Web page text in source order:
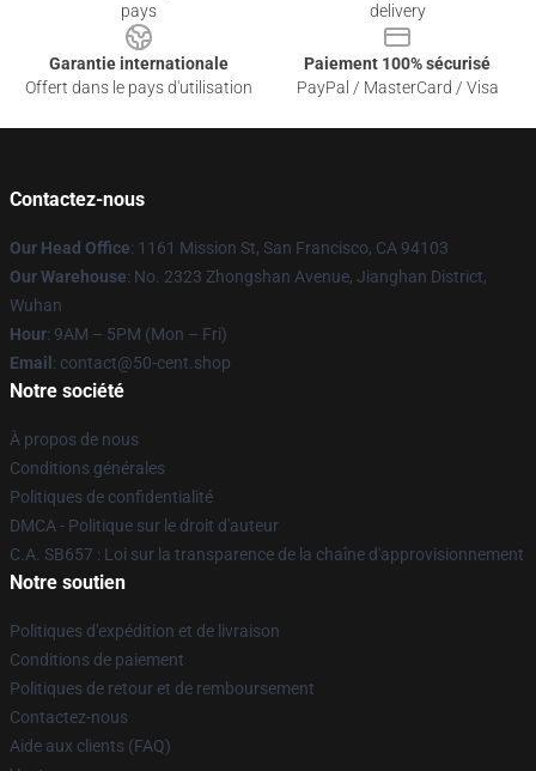
pays
delivery
Garantie internationale
Offert dans le pays d'utilisation
Paiement 100% sécurisé
PayPal / MasterCard / Visa
Contactez-nous
Our Head Office: 1161 Mission St, San Francisco, CA 94103
Our Warehouse: No. 2323 Zhongshan Avenue, Jianghan District,
Wuhan
Hour: 9AM – 5PM (Mon – Fri)
Email : contact@50-cent.shop
Notre société
À propos de nous
Conditions générales
Politiques de confidentialité
DMCA - Politique sur le droit d'auteur
C.A. SB657 : Loi sur la transparence de la chaîne d'approvisionnement
Notre soutien
Politiques d'expédition et de livraison
Conditions de paiement
Politiques de retour et de remboursement
Contactez-nous
Aide aux clients (FAQ)